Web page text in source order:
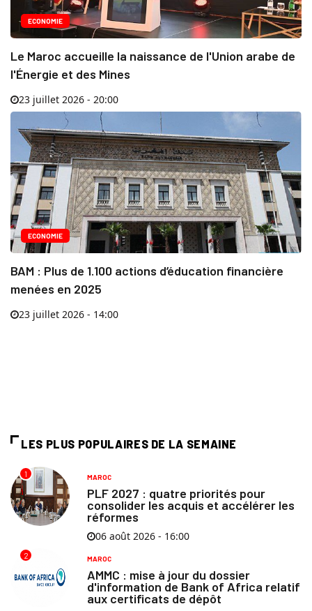
ECONOMIE
Le Maroc accueille la naissance de l'Union arabe de
l'Énergie et des Mines
23 juillet 2026 - 20:00
ECONOMIE
BAM : Plus de 1.100 actions d’éducation financière
menées en 2025
23 juillet 2026 - 14:00
LES PLUS POPULAIRES DE LA SEMAINE
1 MAROC
PLF 2027 : quatre priorités pour
consolider les acquis et accélérer les
réformes
06 août 2026 - 16:00
2 MAROC
AMMC : mise à jour du dossier
d'information de Bank of Africa relatif
aux certificats de dépôt